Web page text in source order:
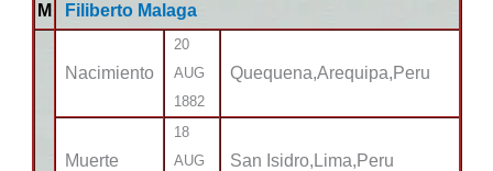
M
Filiberto Malaga
Nacimiento
20
AUG
1882
Quequena,Arequipa,Peru
Muerte
18
AUG
San Isidro,Lima,Peru